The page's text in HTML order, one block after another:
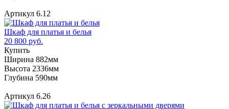
Артикул 6.12
Шкаф для платья и белья
20 800 руб.
Купить
Ширина 882мм
Высота 2336мм
Глубина 590мм
Артикул 6.26